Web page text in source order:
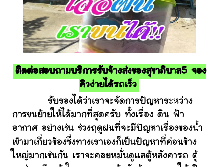
ติดต่อสอบถามบริการรับจ้างส่งของสุขาภิบาล5 จอง
คิวง่ายได้รถเร็ว
รับรองได้ว่าเราจะจัดการปัญหาระหว่าง
การขนย้ายให้ได้มากที่สุดครับ ทั้งเรื่อง ดิน ฟ้า
อากาศ อย่างเช่น ช่วงฤดูฝนที่จะมีปัญหาเรื่องของน้ำ
เข้ามาเกี่ยวข้องซึ่งทางเราเองก็เป็นปัญหาที่ค่อนข้าง
ใหญ่มากเช่นกัน เราจะคอยหมั่นดูแลตู้หลังคารถ ตู้